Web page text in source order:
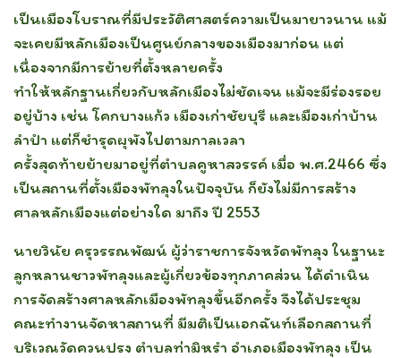
เป็นเมืองโบราณที่มีประวัติศาสตร์ความเป็นมายาวนาน แม้
จะเคยมีหลักเมืองเป็นศูนย์กลางของเมืองมาก่อน แต่
เนื่องจากมีการย้ายที่ตั้งหลายครั้ง
ทำให้หลักฐานเกี่ยวกับหลักเมืองไม่ชัดเจน แม้จะมีร่องรอย
อยู่บ้าง เช่น โคกบางแก้ว เมืองเก่าชัยบุรี และเมืองเก่าบ้าน
ลำปำ แต่ก็ชำรุดผุพังไปตามกาลเวลา
ครั้งสุดท้ายย้ายมาอยู่ที่ตำบลคูหาสวรรค์ เมื่อ พ.ศ.2466 ซึ่ง
เป็นสถานที่ตั้งเมืองพัทลุงในปัจจุบัน ก็ยังไม่มีการสร้าง
ศาลหลักเมืองแต่อย่างใด มาถึง ปี 2553
นายวินัย ครุวรรณพัฒน์ ผู้ว่าราชการจังหวัดพัทลุง ในฐานะ
ลูกหลานชาวพัทลุงและผู้เกี่ยวข้องทุกภาคส่วน ได้ดำเนิน
การจัดสร้างศาลหลักเมืองพัทลุงขึ้นอีกครั้ง จึงได้ประชุม
คณะทำงานจัดหาสถานที่ มีมติเป็นเอกฉันท์เลือกสถานที่
บริเวณวัดควนปรง ตำบลท่ามิหรำ อำเภอเมืองพัทลุง เป็น